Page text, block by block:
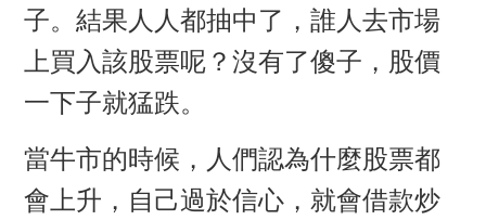
子。結果人人都抽中了，誰人去市場
上買入該股票呢？沒有了傻子，股價
一下子就猛跌。
當牛市的時候，人們認為什麼股票都
會上升，自己過於信心，就會借款炒